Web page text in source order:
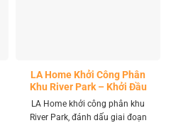
LA Home Khởi Công Phân
Khu River Park – Khởi Đầu
Giai Đoạn Phát Triển Mới
LA Home khởi công phân khu
River Park, đánh dấu giai đoạn